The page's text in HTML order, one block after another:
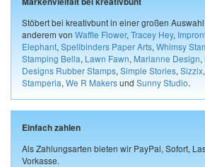
Stöbert bei kreativbunt in einer großen
anderem von Waffle Flower, Tracey Hey,
Elephant, Spellbinders Paper Arts, Whimsy
Stamping Bella, Lawn Fawn, Marianne Design,
Designs Rubber Stamps, Simple Stories, Sizzix,
Stamperia, We R Makersund Sunny Studio.
Einfach zahlen
Als Zahlungsarten bieten wir PayPal, Sofort,
Vorkasse.